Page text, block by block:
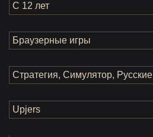
С 12 лет
Браузерные игры
Стратегия, Симулятор, Русские
Upjers